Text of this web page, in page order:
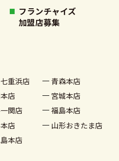
フランチャイズ
加盟店募集
重浜店
青森本店
店
宮城本店
関店
福島本店
店
山形おきたま店
本店